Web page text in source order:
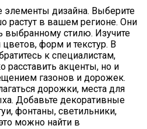
дизайна. Выберите
растут в вашем регионе. Они
выбранному стилю. Изучите
форм и текстур. В
к специалистам,
расставить акценты, но и
газонов и дорожек.
дорожки, места для
Добавьте декоративные
фонтаны, светильники,
можно найти в